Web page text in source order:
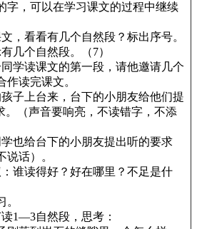
字，可以在学习课文的过程中继续
，看看有几个自然段？标出序号。
几个自然段。（7）
学读课文的第一段，请他邀请几个
作读完课文。
子上台来，台下的小朋友给他们提
。（声音要响亮，不读错字，不添
也给台下的小朋友提出听的要求
说话）。
谁读得好？好在哪里？不足是什
。
1—3自然段，思考：